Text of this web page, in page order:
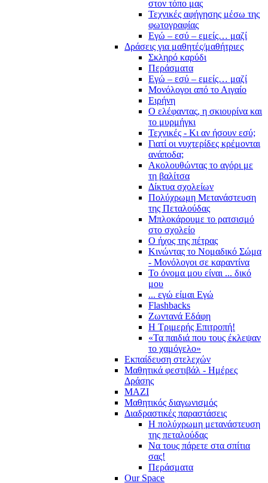
στον τόπο μας
Τεχνικές αφήγησης μέσω της
φωτογραφίας
Εγώ – εσύ – εμείς… μαζί
Δράσεις για μαθητές/μαθήτριες
Σκληρό καρύδι
Περάσματα
Εγώ – εσύ – εμείς… μαζί
Μονόλογοι από το Αιγαίο
Ειρήνη
Ο ελέφαντας, η σκιουρίνα και
το μυρμήγκι
Τεχνικές - Κι αν ήσουν εσύ;
Γιατί οι νυχτερίδες κρέμονται
ανάποδα;
Ακολουθώντας το αγόρι με
τη βαλίτσα
Δίκτυα σχολείων
Πολύχρωμη Μετανάστευση
της Πεταλούδας
Μπλοκάρουμε το ρατσισμό
στο σχολείο
Ο ήχος της πέτρας
Κινώντας το Νομαδικό Σώμα
- Μονόλογοι σε καραντίνα
Το όνομα μου είναι ... δικό
μου
... εγώ είμαι Εγώ
Flashbacks
Ζωντανά Εδάφη
Η Τριμερής Επιτροπή!
«Τα παιδιά που τους έκλεψαν
το χαμόγελο»
Εκπαίδευση στελεχών
Μαθητικά φεστιβάλ - Ημέρες
Δράσης
ΜΑΖΙ
Μαθητικός διαγωνισμός
Διαδραστικές παραστάσεις
Η πολύχρωμη μετανάστευση
της πεταλούδας
Να τους πάρετε στα σπίτια
σας!
Περάσματα
Our Space